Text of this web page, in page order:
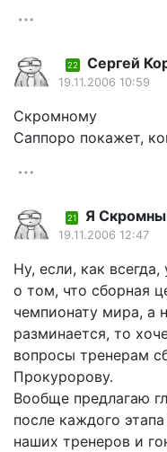
22 Сергей
19.11.2006 10:59
Скромному
Саппоро покажет,
21 Я
19.11.2006 12:47
Ну, если, как
о том, что сборная
чемпионату мира, а
разминается, то
вопросы тренерам
Прокуророву.
Вообще предлагаю
после каждого
наших тренеров и